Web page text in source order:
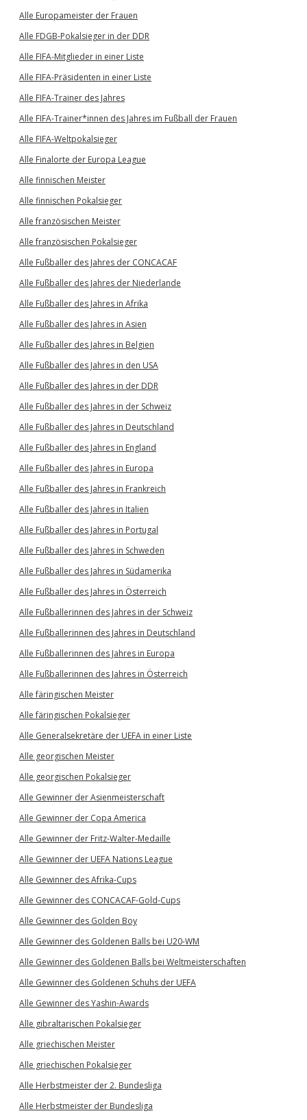
Alle Europameister der Frauen
Alle FDGB-Pokalsieger in der DDR
Alle FIFA-Mitglieder in einer Liste
Alle FIFA-Präsidenten in einer Liste
Alle FIFA-Trainer des Jahres
Alle FIFA-Trainer*innen des Jahres im Fußball der Frauen
Alle FIFA-Weltpokalsieger
Alle Finalorte der Europa League
Alle finnischen Meister
Alle finnischen Pokalsieger
Alle französischen Meister
Alle französischen Pokalsieger
Alle Fußballer des Jahres der CONCACAF
Alle Fußballer des Jahres der Niederlande
Alle Fußballer des Jahres in Afrika
Alle Fußballer des Jahres in Asien
Alle Fußballer des Jahres in Belgien
Alle Fußballer des Jahres in den USA
Alle Fußballer des Jahres in der DDR
Alle Fußballer des Jahres in der Schweiz
Alle Fußballer des Jahres in Deutschland
Alle Fußballer des Jahres in England
Alle Fußballer des Jahres in Europa
Alle Fußballer des Jahres in Frankreich
Alle Fußballer des Jahres in Italien
Alle Fußballer des Jahres in Portugal
Alle Fußballer des Jahres in Schweden
Alle Fußballer des Jahres in Südamerika
Alle Fußballer des Jahres in Österreich
Alle Fußballerinnen des Jahres in der Schweiz
Alle Fußballerinnen des Jahres in Deutschland
Alle Fußballerinnen des Jahres in Europa
Alle Fußballerinnen des Jahres in Österreich
Alle färingischen Meister
Alle färingischen Pokalsieger
Alle Generalsekretäre der UEFA in einer Liste
Alle georgischen Meister
Alle georgischen Pokalsieger
Alle Gewinner der Asienmeisterschaft
Alle Gewinner der Copa America
Alle Gewinner der Fritz-Walter-Medaille
Alle Gewinner der UEFA Nations League
Alle Gewinner des Afrika-Cups
Alle Gewinner des CONCACAF-Gold-Cups
Alle Gewinner des Golden Boy
Alle Gewinner des Goldenen Balls bei U20-WM
Alle Gewinner des Goldenen Balls bei Weltmeisterschaften
Alle Gewinner des Goldenen Schuhs der UEFA
Alle Gewinner des Yashin-Awards
Alle gibraltarischen Pokalsieger
Alle griechischen Meister
Alle griechischen Pokalsieger
Alle Herbstmeister der 2. Bundesliga
Alle Herbstmeister der Bundesliga